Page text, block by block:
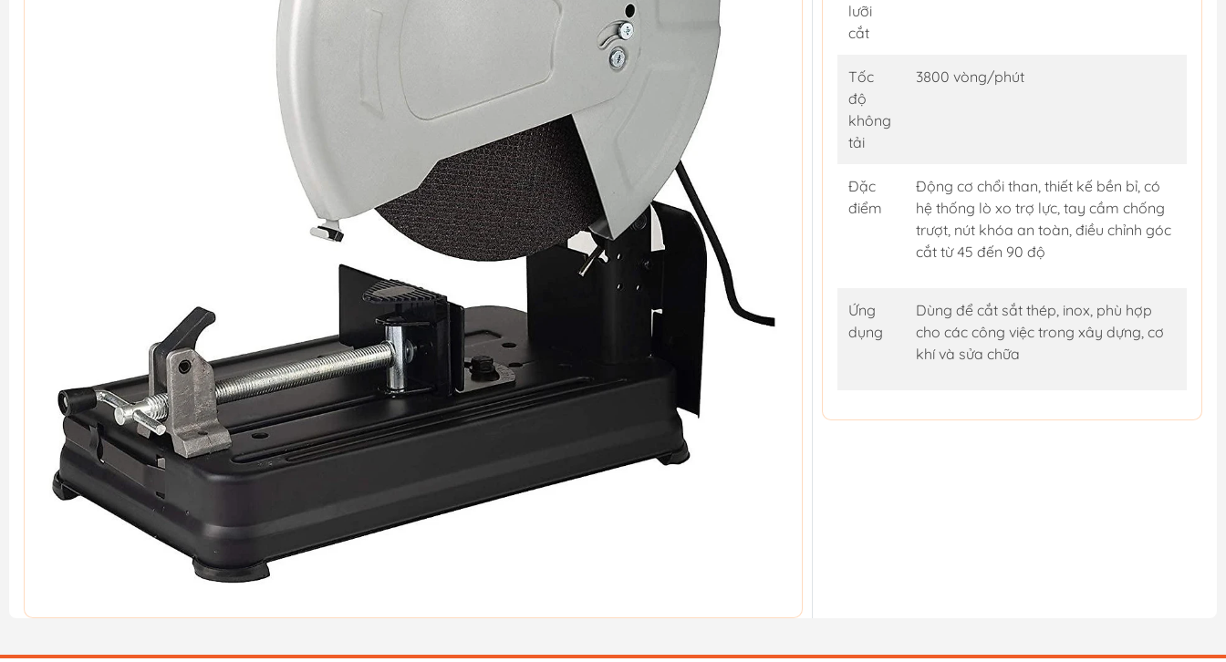
lưỡi
cắt
Tốc
độ
không
tải
3800 vòng/phút
Đặc
điểm
Động cơ chổi than, thiết kế bền bỉ, có
hệ thống lò xo trợ lực, tay cầm chống
trượt, nút khóa an toàn, điều chỉnh góc
cắt từ 45 đến 90 độ
Ứng
dụng
Dùng để cắt sắt thép, inox, phù hợp
cho các công việc trong xây dựng, cơ
khí và sửa chữa